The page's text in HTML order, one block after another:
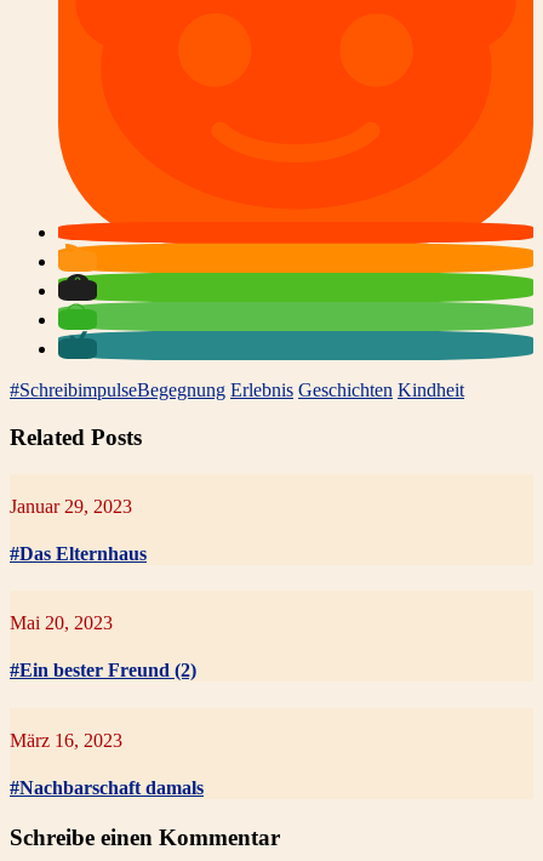
#SchreibimpulseBegegnung Erlebnis Geschichten Kindheit
Related Posts
Januar 29, 2023
#Das Elternhaus
Mai 20, 2023
#Ein bester Freund (2)
März 16, 2023
#Nachbarschaft damals
Schreibe einen Kommentar